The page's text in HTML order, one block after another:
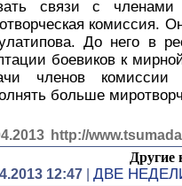
связи с членами
комиссия.
До него в
боевиков к
членов
больше
http://
Другие
12:47
ДВЕ